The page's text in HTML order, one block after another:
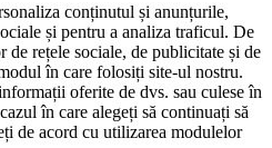
conținutul și anunțurile,
și pentru a analiza traficul. De
de rețele sociale, de publicitate și de
în care folosiți site-ul nostru.
oferite de dvs. sau culese în
în care alegeți să continuați să
de acord cu utilizarea modulelor